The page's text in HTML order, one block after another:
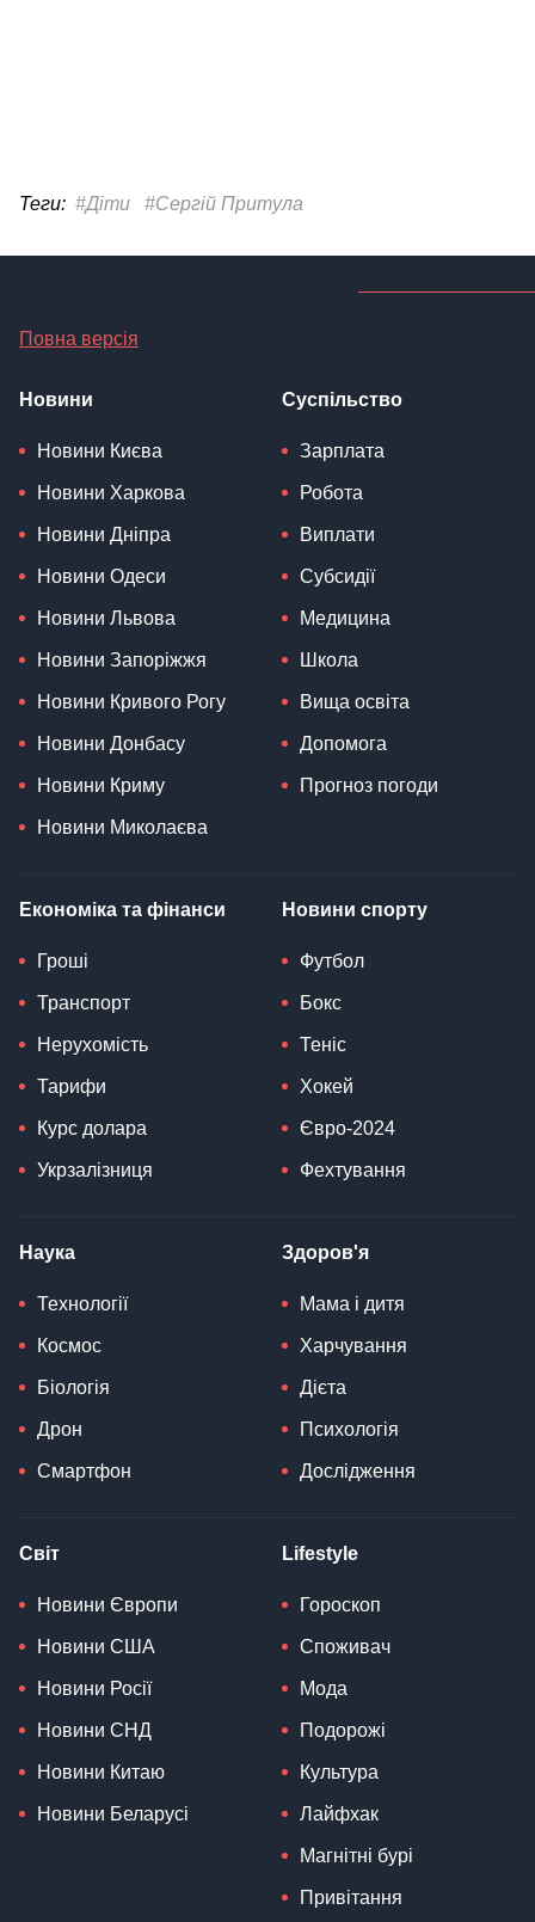
Теги: #Діти #Сергій Притула
Повна версія
Новини
Новини Києва
Новини Харкова
Новини Дніпра
Новини Одеси
Новини Львова
Новини Запоріжжя
Новини Кривого Рогу
Новини Донбасу
Новини Криму
Новини Миколаєва
Суспільство
Зарплата
Робота
Виплати
Субсидії
Медицина
Школа
Вища освіта
Допомога
Прогноз погоди
Економіка та фінанси
Гроші
Транспорт
Нерухомість
Тарифи
Курс долара
Укрзалізниця
Новини спорту
Футбол
Бокс
Теніс
Хокей
Євро-2024
Фехтування
Наука
Технології
Космос
Біологія
Дрон
Смартфон
Здоров'я
Мама і дитя
Харчування
Дієта
Психологія
Дослідження
Світ
Новини Європи
Новини США
Новини Росії
Новини СНД
Новини Китаю
Новини Беларусі
Lifestyle
Гороскоп
Споживач
Мода
Подорожі
Культура
Лайфхак
Магнітні бурі
Привітання